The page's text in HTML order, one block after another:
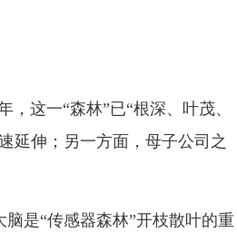
这一“森林”已“根深、叶茂、
延伸；另一方面，母子公司之
是“传感器森林”开枝散叶的重